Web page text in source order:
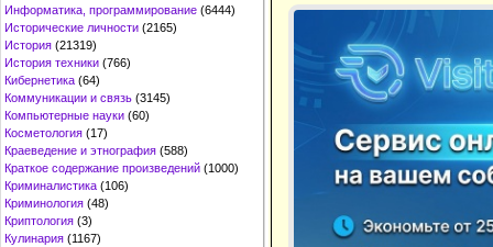
Информатика, программирование (6444)
Исторические личности (2165)
История (21319)
История техники (766)
Кибернетика (64)
Коммуникации и связь (3145)
Компьютерные науки (60)
Косметология (17)
Краеведение и этнография (588)
Краткое содержание произведений (1000)
Криминалистика (106)
Криминология (48)
Криптология (3)
Кулинария (1167)